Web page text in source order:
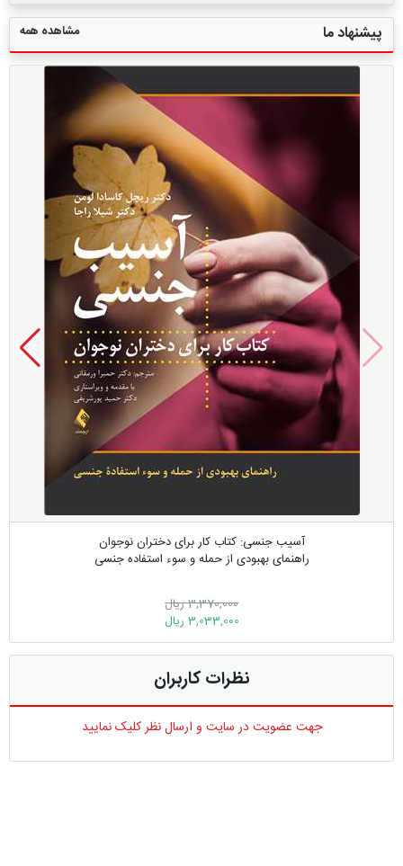
پیشنهاد ما مشاهده همه
آسیب جنسی: کتاب کار برای دختران نوجوان
راهنمای بهبودی از حمله و سوء استفاده جنسی
3,370,000 ریال
3,033,000 ریال
نظرات کاربران
جهت عضویت در سایت و ارسال نظر کلیک نمایید